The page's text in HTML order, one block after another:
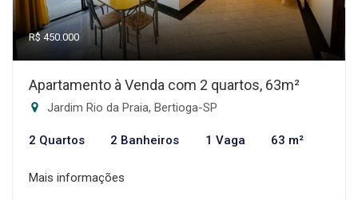
R$ 450.000
Apartamento à Venda com 2 quartos, 63m²
Jardim Rio da Praia, Bertioga-SP
2 Quartos 2 Banheiros 1 Vaga 63 m²
Mais informações